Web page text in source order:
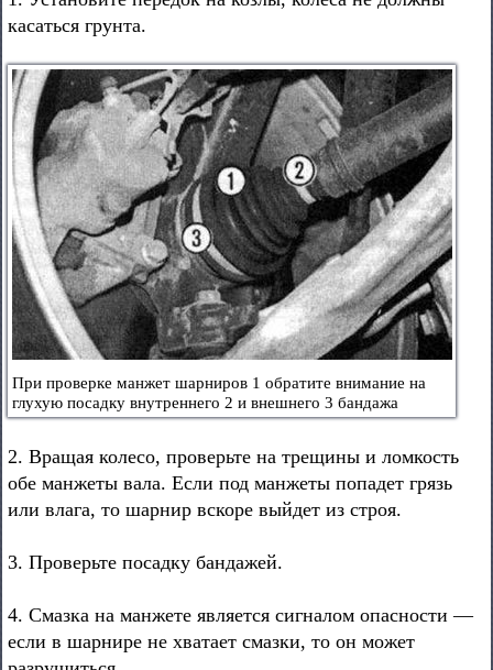
касаться грунта.
При проверке манжет шарниров 1 обратите внимание на
глухую посадку внутреннего 2 и внешнего 3 бандажа
2. Вращая колесо, проверьте на трещины и ломкость
обе манжеты вала. Если под манжеты попадет грязь
или влага, то шарнир вскоре выйдет из строя.
3. Проверьте посадку бандажей.
4. Смазка на манжете является сигналом опасности —
если в шарнире не хватает смазки, то он может